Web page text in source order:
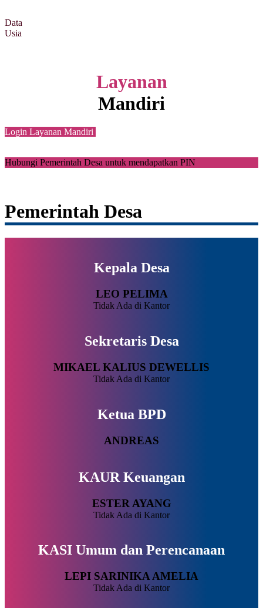
Data
Usia
Layanan
Mandiri
Login Layanan Mandiri
Hubungi Pemerintah Desa untuk mendapatkan PIN
Pemerintah Desa
Kepala Desa
LEO PELIMA
Tidak Ada di Kantor
Sekretaris Desa
MIKAEL KALIUS DEWELLIS
Tidak Ada di Kantor
Ketua BPD
ANDREAS
KAUR Keuangan
ESTER AYANG
Tidak Ada di Kantor
KASI Umum dan Perencanaan
LEPI SARINIKA AMELIA
Tidak Ada di Kantor